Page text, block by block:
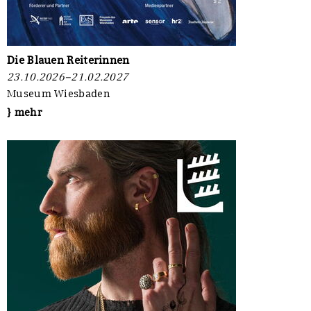
Die Blauen Reiterinnen
23.10.2026–21.02.2027
Museum Wiesbaden
} mehr